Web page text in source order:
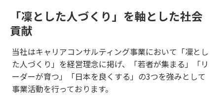
「凜とした人づくり」を軸とした社会
貢献
当社はキャリアコンサルティング事業において「凜とし
た人づくり」を経営理念に掲げ、「若者が集まる」「リ
ーダーが育つ」「日本を良くする」の3つを強みとして
事業活動を行っております。